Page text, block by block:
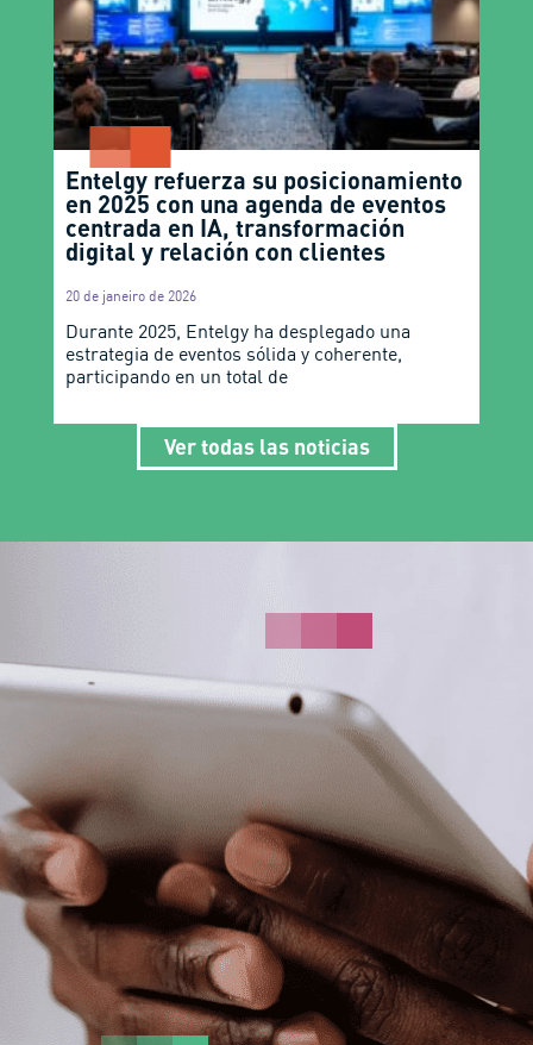
Entelgy refuerza su posicionamiento
en 2025 con una agenda de eventos
centrada en IA, transformación
digital y relación con clientes
20 de janeiro de 2026
Durante 2025, Entelgy ha desplegado una
estrategia de eventos sólida y coherente,
participando en un total de
Ver todas las noticias